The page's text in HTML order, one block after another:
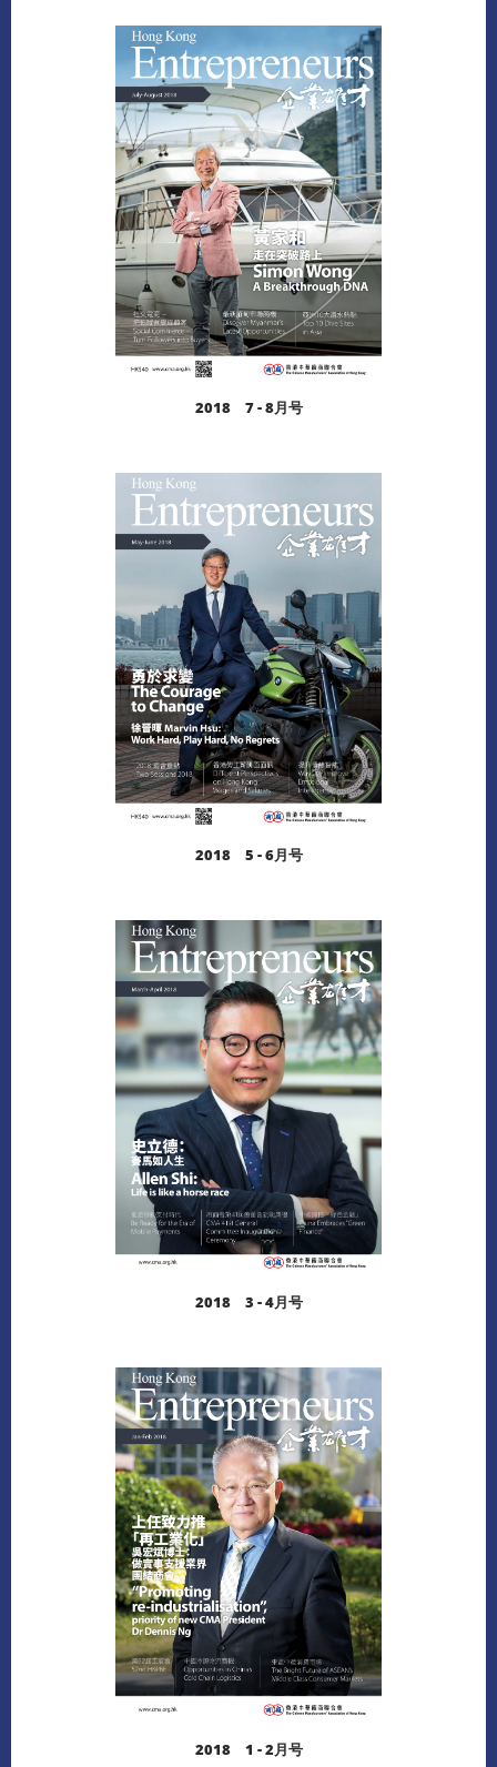
阅读更多
下载
阅读更多
下载
2018 7 - 8月号
阅读更多
下载
2018 5 - 6月号
阅读更多
下载
2018 3 - 4月号
2018 1 - 2月号